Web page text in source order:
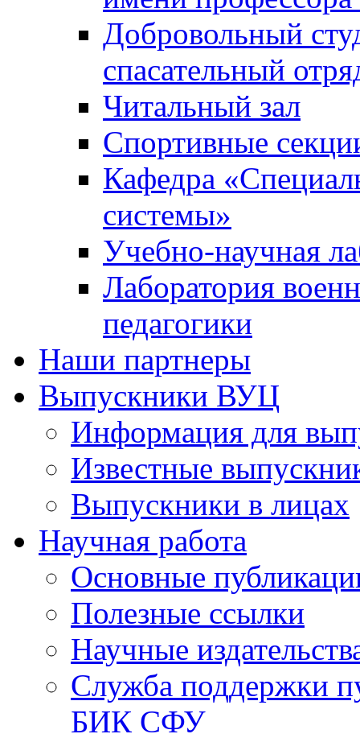
Добровольный
спасательный
Читальный зал
Спортивные
Кафедра
системы»
Учебно-научная
Лаборатория
педагогики
Наши партнеры
Выпускники ВУЦ
Информация для
Известные
Выпускники в лицах
Научная работа
Основные
Полезные ссылки
Научные
Служба поддержки
БИК СФУ